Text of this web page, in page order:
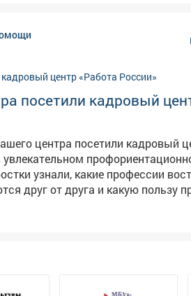
посетили кадровый
друг от друга и какую пользу
ребят шахтёрские
какими навыками нужно
требования к разным
но и упорство, знания и